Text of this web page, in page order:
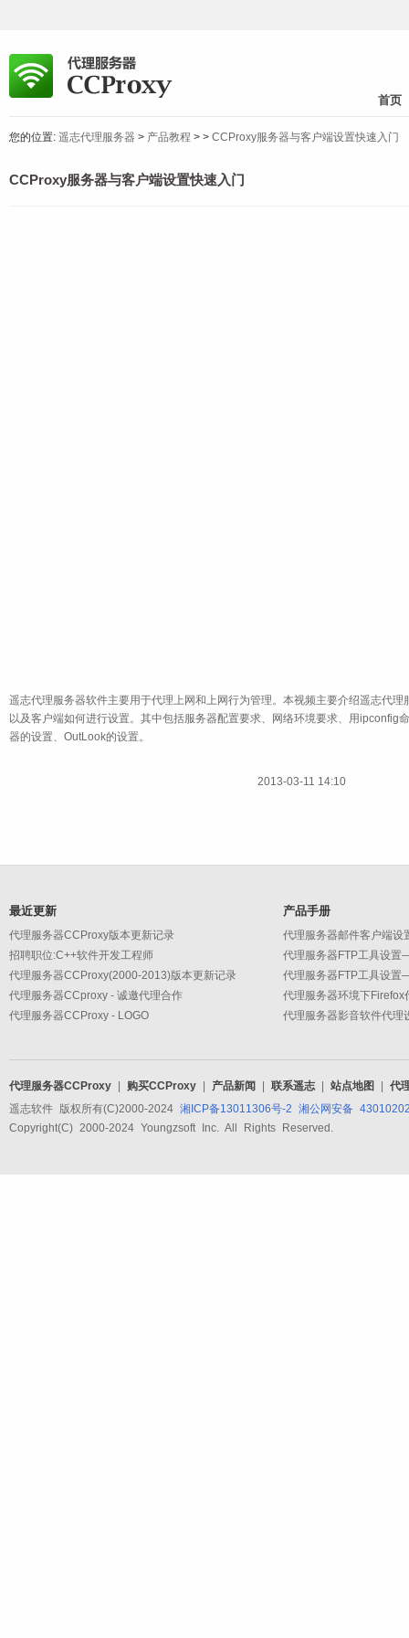
首页
您的位置: 遥志代理服务器 > 产品教程 > > CCProxy服务器与客户端设置快速入门
CCProxy服务器与客户端设置快速入门
遥志代理服务器软件主要用于代理上网和上网行为管理。本视频主要介绍遥志代理
以及客户端如何进行设置。其中包括服务器配置要求、网络环境要求、用ipconfig
器的设置、OutLook的设置。
2013-03-11 14:10
最近更新
代理服务器CCProxy版本更新记录
招聘职位:C++软件开发工程师
代理服务器CCProxy(2000-2013)版本更新记录
代理服务器CCproxy - 诚邀代理合作
代理服务器CCProxy - LOGO
产品手册
代理服务器环境下Firefox
代理服务器CCProxy 购买CCProxy 产品新闻 联系遥志 站点地图
代
遥志软件 版权所有(C)2000-2024 湘ICP备13011306号-2 湘公网安备
Copyright(C) 2000-2024 Youngzsoft Inc. All Rights Reserved.